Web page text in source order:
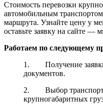
Стоимость перевозки
автомобильным
маршрута. Узнайте цену у
оставьте заявку на сайте —
Работаем по следующему
1. Получение заявки
документов.
2. Выбор транспорта
крупногабаритных